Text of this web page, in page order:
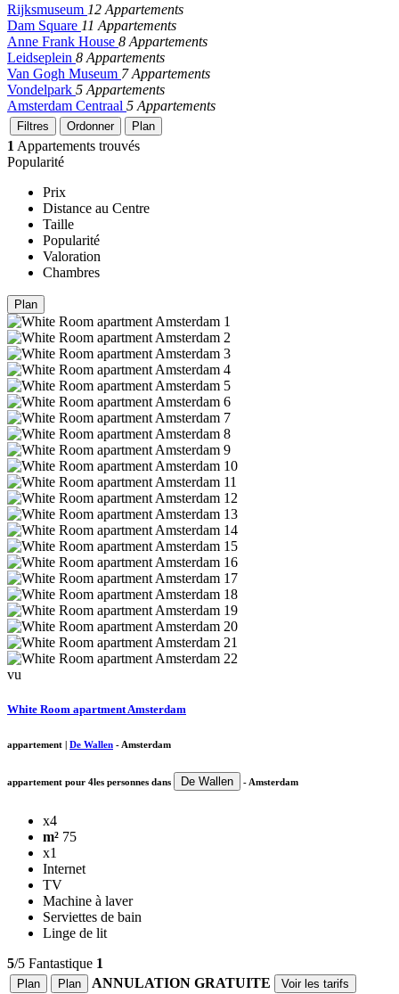
Rijksmuseum 12 Appartements
Dam Square 11 Appartements
Anne Frank House 8 Appartements
Leidseplein 8 Appartements
Van Gogh Museum 7 Appartements
Vondelpark 5 Appartements
Amsterdam Centraal 5 Appartements
Filtres Ordonner Plan
1 Appartements trouvés
Popularité
Prix
Distance au Centre
Taille
Popularité
Valoration
Chambres
Plan
vu
White Room apartment Amsterdam
appartement | De Wallen - Amsterdam
appartement pour 4les personnes dans De Wallen - Amsterdam
x4
m² 75
x1
Internet
TV
Machine à laver
Serviettes de bain
Linge de lit
5/5 Fantastique 1
Plan Plan ANNULATION GRATUITE Voir les tarifs